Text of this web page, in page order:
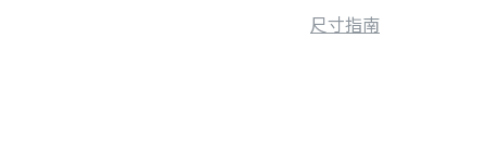
尺寸指南